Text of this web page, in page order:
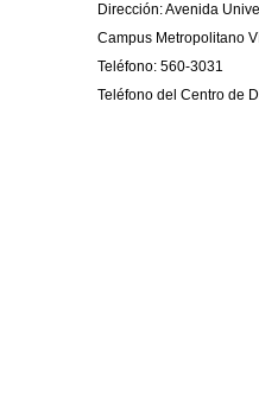
Dirección: Avenida
Campus Metropolitano
Teléfono: 560-3031
Teléfono del Centro de